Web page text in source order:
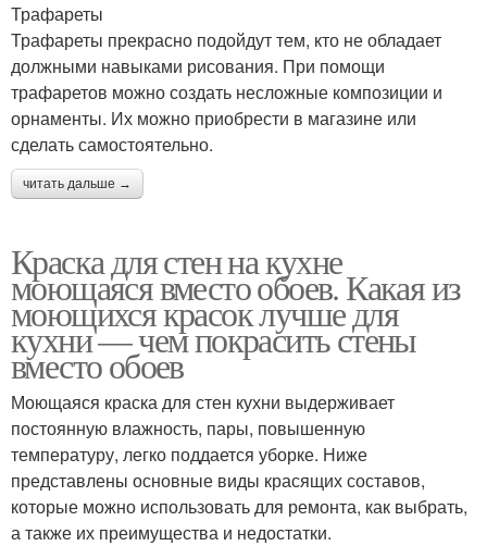
Трафареты
Трафареты прекрасно подойдут тем, кто не обладает
должными навыками рисования. При помощи
трафаретов можно создать несложные композиции и
орнаменты. Их можно приобрести в магазине или
сделать самостоятельно.
читать дальше →
Краска для стен на кухне
моющаяся вместо обоев. Какая из
моющихся красок лучше для
кухни — чем покрасить стены
вместо обоев
Моющаяся краска для стен кухни выдерживает
постоянную влажность, пары, повышенную
температуру, легко поддается уборке. Ниже
представлены основные виды красящих составов,
которые можно использовать для ремонта, как выбрать,
а также их преимущества и недостатки.